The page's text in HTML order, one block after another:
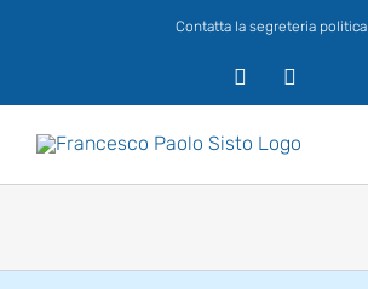
Contatta la segreteria politica